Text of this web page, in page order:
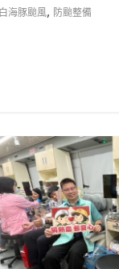
白海豚颱風, 防颱整備